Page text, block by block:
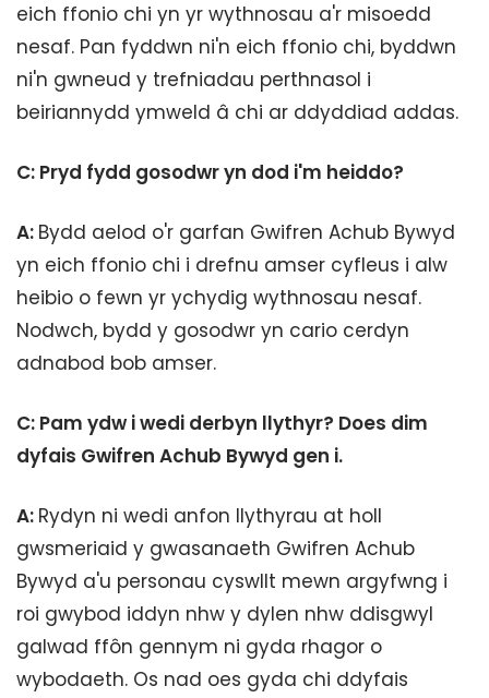
eich ffonio chi yn yr wythnosau a'r misoedd
nesaf. Pan fyddwn ni'n eich ffonio chi, byddwn
ni'n gwneud y trefniadau perthnasol i
beiriannydd ymweld â chi ar ddyddiad addas.
C: Pryd fydd gosodwr yn dod i'm heiddo?
A: Bydd aelod o'r garfan Gwifren Achub Bywyd
yn eich ffonio chi i drefnu amser cyfleus i alw
heibio o fewn yr ychydig wythnosau nesaf.
Nodwch, bydd y gosodwr yn cario cerdyn
adnabod bob amser.
C: Pam ydw i wedi derbyn llythyr? Does dim
dyfais Gwifren Achub Bywyd gen i.
A: Rydyn ni wedi anfon llythyrau at holl
gwsmeriaid y gwasanaeth Gwifren Achub
Bywyd a'u personau cyswllt mewn argyfwng i
roi gwybod iddyn nhw y dylen nhw ddisgwyl
galwad ffôn gennym ni gyda rhagor o
wybodaeth. Os nad oes gyda chi ddyfais